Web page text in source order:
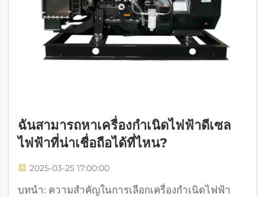
ฉันสามารถหาเครื่องกำเนิดไฟฟ้าดีเซล
ไฟฟ้าที่น่าเชื่อถือได้ที่ไหน?
2025-03-25 17:00:00
บทนำ: ความสำคัญในการเลือกเครื่องกำเนิดไฟฟ้า